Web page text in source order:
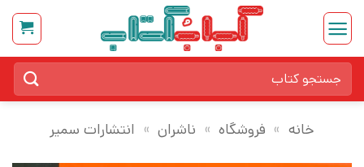
Skip
content
برای:
خانه » فروشگاه » ناشران » انتشارات سمیر